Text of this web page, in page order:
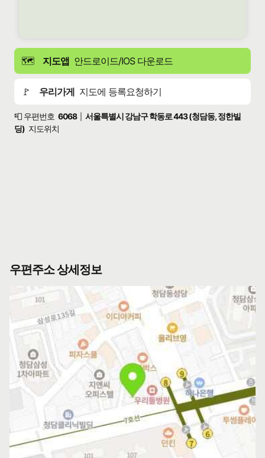
🗺️ 지도앱 안드로이드/IOS 다운로드
🚩 우리가게 지도에 등록요청하기
📮 우편번호 6068
서울특별시 강남구 학동로 443 (청담동, 정한빌
딩) 지도위치
우편주소 상세정보